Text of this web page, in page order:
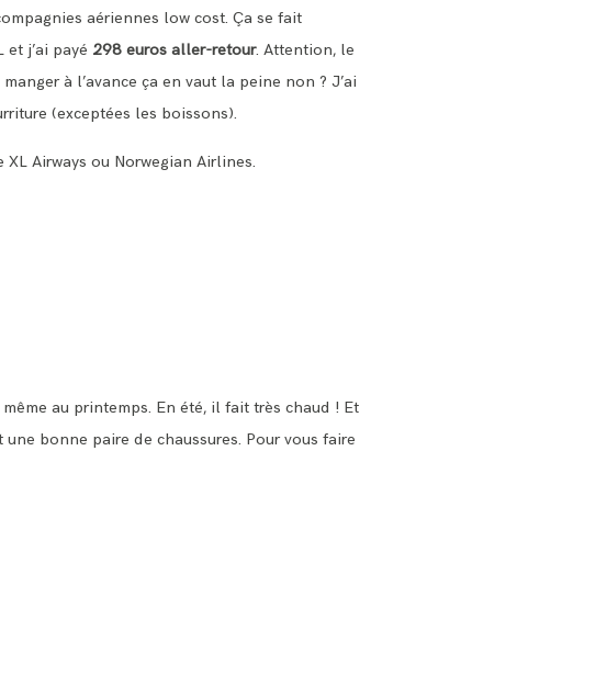
aériennes low cost. Ça se fait
j’ai payé 298 euros aller-retour. Attention, le
à l’avance ça en vaut la peine non ? J’ai
(exceptées les boissons).
Airways ou Norwegian Airlines.
au printemps. En été, il fait très chaud ! Et
bonne paire de chaussures. Pour vous faire